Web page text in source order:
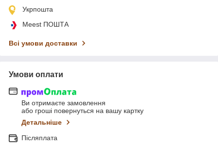
Укрпошта
Meest ПОШТА
Всі умови доставки
Умови оплати
Ви отримаєте замовлення
або гроші повернуться на вашу картку
Детальніше
Післяплата